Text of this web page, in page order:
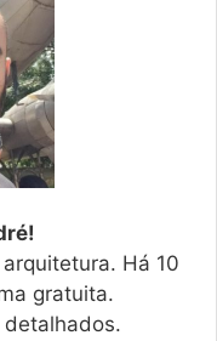
Há 10
gratuita.
detalhados.